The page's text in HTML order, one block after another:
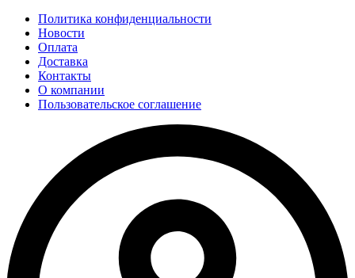
Политика конфиденциальности
Новости
Оплата
Доставка
Контакты
О компании
Пользовательское соглашение